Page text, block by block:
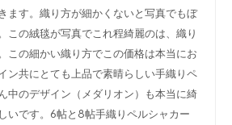
ます。織り方が細かくないと写真でもぼ
この絨毯が写真でこれ程綺麗のは、織り
この細かい織り方でこの価格は本当にお
ン共にとても上品で素晴らしい手織りペ
中のデザイン（メダリオン）も本当に綺
いです。6帖と8帖手織りペルシャカー